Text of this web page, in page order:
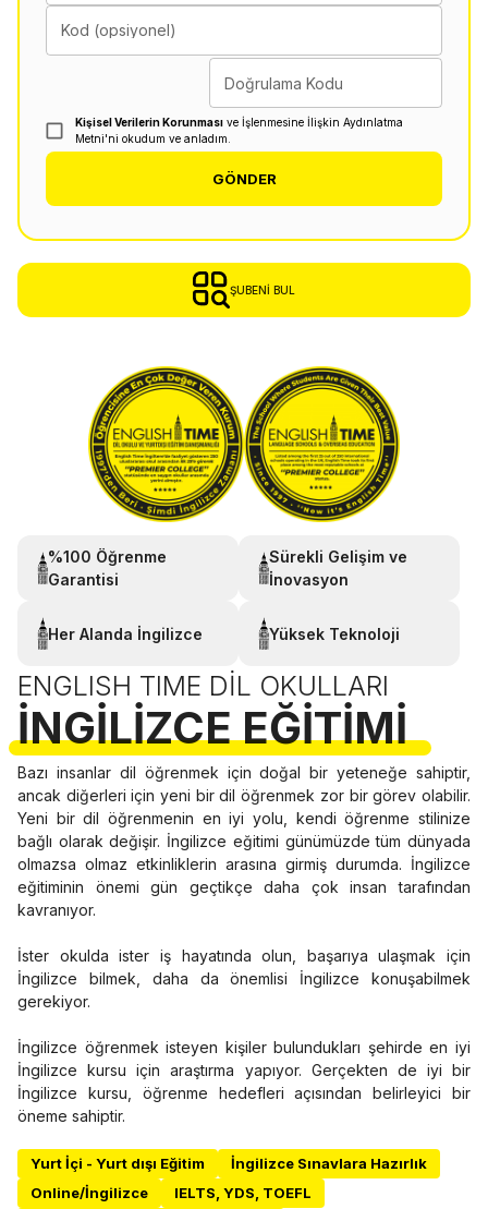
Kod (opsiyonel)
Doğrulama Kodu
Kişisel Verilerin Korunması ve İşlenmesine İlişkin Aydınlatma
Metni'ni okudum ve anladım.
GÖNDER
ŞUBENI BUL
%100 Öğrenme
Garantisi
Sürekli Gelişim ve
İnovasyon
Her Alanda İngilizce Yüksek Teknoloji
ENGLISH TIME DIL OKULLARI
İNGILIZCE EĞITIMI
Bazı insanlar dil öğrenmek için doğal bir yeteneğe sahiptir,
ancak diğerleri için yeni bir dil öğrenmek zor bir görev olabilir.
Yeni bir dil öğrenmenin en iyi yolu, kendi öğrenme stilinize
bağlı olarak değişir. İngilizce eğitimi günümüzde tüm dünyada
olmazsa olmaz etkinliklerin arasına girmiş durumda. İngilizce
eğitiminin önemi gün geçtikçe daha çok insan tarafından
kavranıyor.
İster okulda ister iş hayatında olun, başarıya ulaşmak için
İngilizce bilmek, daha da önemlisi İngilizce konuşabilmek
gerekiyor.
İngilizce öğrenmek isteyen kişiler bulundukları şehirde en iyi
İngilizce kursu için araştırma yapıyor. Gerçekten de iyi bir
İngilizce kursu, öğrenme hedefleri açısından belirleyici bir
öneme sahiptir.
Yurt İçi - Yurt dışı Eğitim
İngilizce Sınavlara Hazırlık
Online/İngilizce
IELTS, YDS, TOEFL